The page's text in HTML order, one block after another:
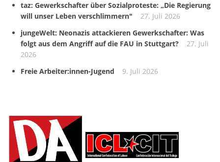
taz: Gewerkschafter über Sozialproteste: „Die Regierung
will unser Leben verschlimmern"
27. Juli 2026
jungeWelt: Neonazis attackieren Gewerkschafter: Was
folgt aus dem Angriff auf die FAU in Stuttgart?
27. Juli
2026
Freie Arbeiter:innen-Jugend
9. Juli 2026